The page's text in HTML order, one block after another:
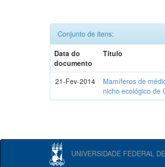
Conjunto de itens:
Data do
documento
Título
21-Fev-2014
Mamíferos de
nicho ecológico de
UNIVERSIDADE FEDERAL